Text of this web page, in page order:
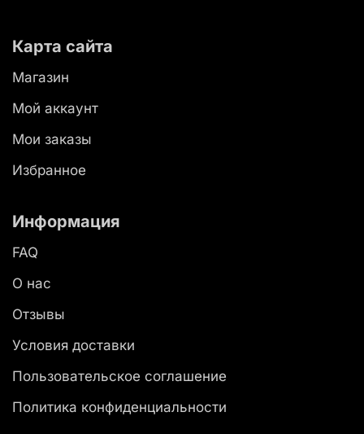
Карта сайта
Магазин
Мой аккаунт
Мои заказы
Избранное
Информация
FAQ
О нас
Отзывы
Условия доставки
Пользовательское соглашение
Политика конфиденциальности